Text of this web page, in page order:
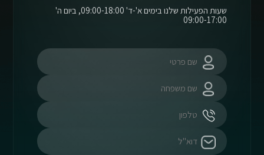
שעות הפעילות שלנו בימים א'-ד' 09:00-18:00, ביום ה'
09:00-17:00